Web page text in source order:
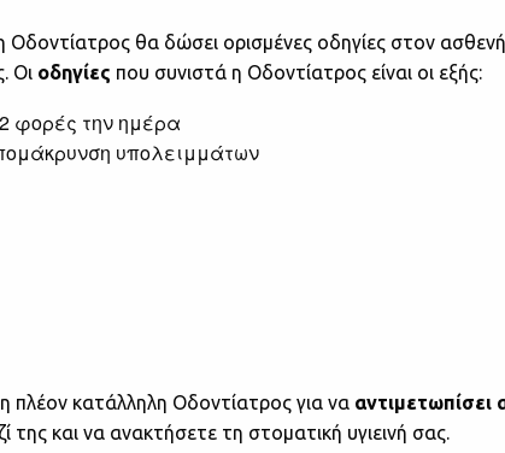
θα δώσει ορισμένες οδηγίες στον
Οι οδηγίες που συνιστά η Οδοντίατρος είναι οι εξής:
φορές την ημέρα
υπολειμμάτων
η πλέον κατάλληλη Οδοντίατρος για να αντιμετωπίσει
της και να ανακτήσετε τη στοματική υγιεινή σας.